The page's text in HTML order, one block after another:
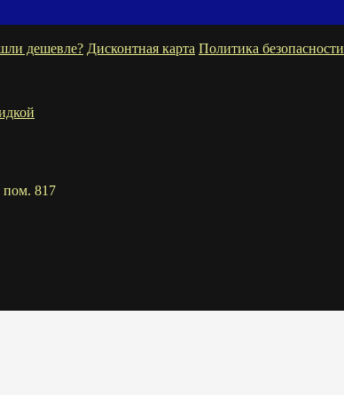
дешевле? Дисконтная карта Политика безопасности
пом. 817